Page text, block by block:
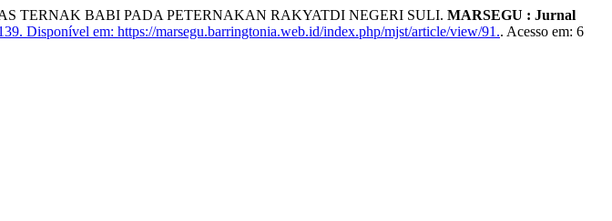
TERNAK BABI PADA PETERNAKAN RAKYATDI NEGERI SULI. MARSEGU : Jurnal
Disponível em: https://marsegu.barringtonia.web.id/index.php/mjst/article/view/91.. Acesso em: 6